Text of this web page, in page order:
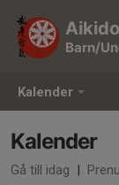
Kalender
Barn/
Kalender
Gå till idag |